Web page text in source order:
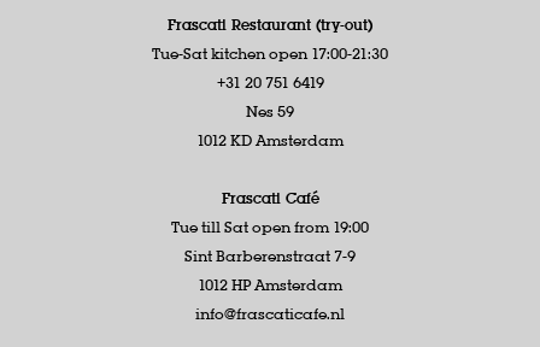
Frascati Restaurant (try-out)
Tue-Sat kitchen open 17:00-21:30
+31 20 751 6419
Nes 59
1012 KD Amsterdam
Frascati Café
Tue till Sat open from 19:00
Sint Barberenstraat 7-9
1012 HP Amsterdam
info@frascaticafe.nl